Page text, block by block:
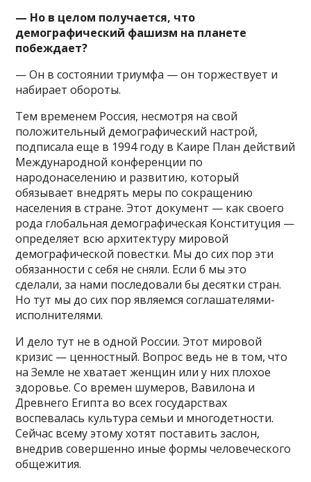
— Но в целом получается, что
демографический фашизм на планете
побеждает?
— Он в состоянии триумфа — он торжествует и
набирает обороты.
Тем временем Россия, несмотря на свой
положительный демографический настрой,
подписала еще в 1994 году в Каире План действий
Международной конференции по
народонаселению и развитию, который
обязывает внедрять меры по сокращению
населения в стране. Этот документ — как своего
рода глобальная демографическая Конституция —
определяет всю архитектуру мировой
демографической повестки. Мы до сих пор эти
обязанности с себя не сняли. Если б мы это
сделали, за нами последовали бы десятки стран.
Но тут мы до сих пор являемся соглашателями-
исполнителями.
И дело тут не в одной России. Этот мировой
кризис — ценностный. Вопрос ведь не в том, что
на Земле не хватает женщин или у них плохое
здоровье. Со времен шумеров, Вавилона и
Древнего Египта во всех государствах
воспевалась культура семьи и многодетности.
Сейчас всему этому хотят поставить заслон,
внедрив совершенно иные формы человеческого
общежития.